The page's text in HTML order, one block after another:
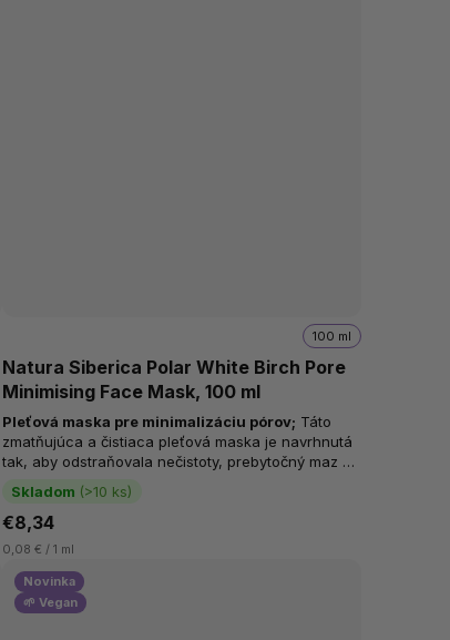
Natura Siberica Polar White Birch Pore
Minimising Face Mask, 100 ml
Skladom (>10 ks)
100 ml
€8,34
0,08 € / 1 ml
Pleťová maska ​​pre minimalizáciu pórov;
zmatňujúca a čistiaca pleťová maska je navrhnutá
tak, aby odstraňovala nečistoty, prebytočný maz a
uvoľňovala póry, čím pomáha obmedzovať čierne
bodky a zmenšovať...
Novinka
🌱 Vegan